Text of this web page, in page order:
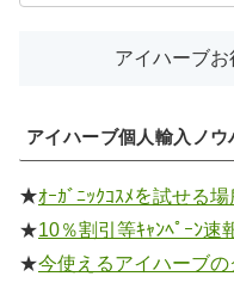
アイハーブ個人輸入ノウ
★ｵｰｶﾞﾆｯｸｺｽﾒを試せる場
★10％割引等ｷｬﾝﾍﾟｰﾝ速
★今使えるアイハーブの